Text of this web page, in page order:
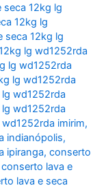
seca 12kg lg
12kg lg
seca 12kg lg
lg wd1252rda
lg wd1252rda
lg wd1252rda
wd1252rda
wd1252rda
imirim,
indianópolis,
ipiranga,conserto
conserto lava e
lava e seca